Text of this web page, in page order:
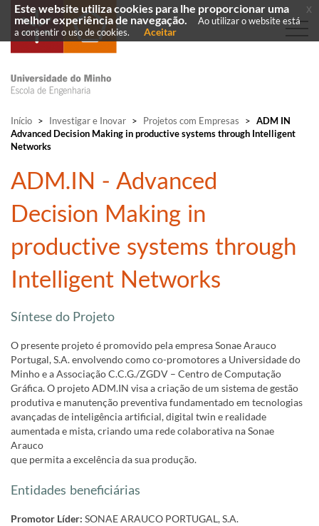
Início > Investigar e Inovar > Projetos com Empresas > ADM IN
Advanced Decision Making in productive systems through Intelligent
Networks
ADM.IN - Advanced
Decision Making in
productive systems through
Intelligent Networks
Síntese do Projeto
O presente projeto é promovido pela empresa Sonae Arauco
Portugal, S.A. envolvendo como co-promotores a Universidade do
Minho e a Associação C.C.G./ZGDV – Centro de Computação
Gráfica. O projeto ADM.IN visa a criação de um sistema de gestão
produtiva e manutenção preventiva fundamentado em tecnologias
avançadas de inteligência artificial, digital twin e realidade
aumentada e mista, criando uma rede colaborativa na Sonae
Arauco
que permita a excelência da sua produção.
Entidades beneficiárias
Promotor Líder: SONAE ARAUCO PORTUGAL, S.A.
Este website utiliza cookies para lhe proporcionar uma
melhor experiência de navegação.
Ao utilizar o website está
a consentir o uso de cookies.
Aceitar
x